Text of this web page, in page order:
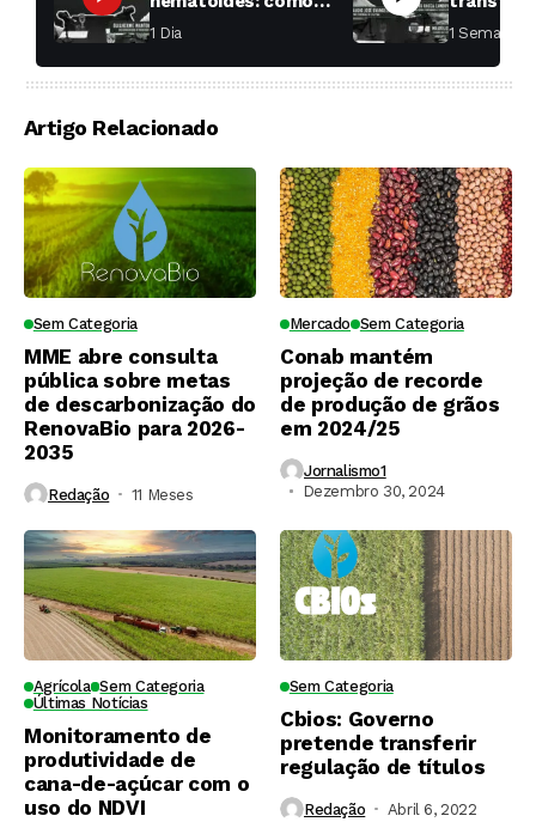
aumentar a
produtividade das
soqueiras?
1 Dia ⁮
fábricas
1 Semana ⁮
Artigo Relacionado
Sem Categoria
MME abre consulta
pública sobre metas
de descarbonização do
RenovaBio para 2026-
2035
Redação 11 Meses ⁮
Mercado Sem Categoria
Conab mantém
projeção de recorde
de produção de grãos
em 2024/25
Jornalismo1
Dezembro 30, 2024
Agrícola Sem Categoria
Últimas Notícias
Monitoramento de
produtividade de
cana-de-açúcar com o
uso do NDVI
Sem Categoria
Cbios: Governo
pretende transferir
regulação de títulos
Redação Abril 6, 2022